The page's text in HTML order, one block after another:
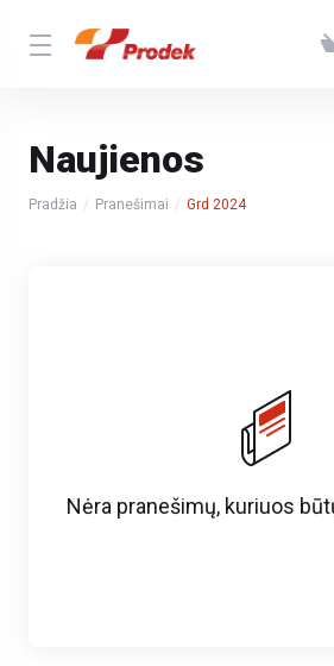
Naujienos
Pradžia Pranešimai Grd 2024
Nėra pranešimų, kuriuos